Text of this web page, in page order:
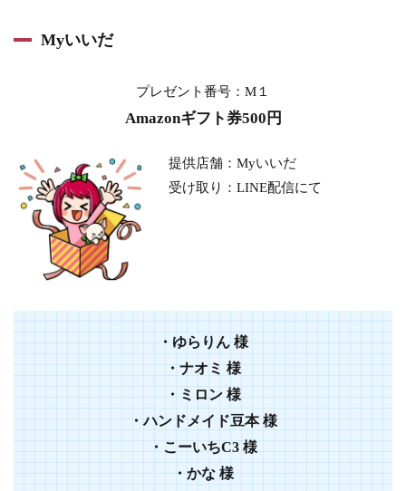
Myいいだ
プレゼント番号：M１
Amazonギフト券500円
提供店舗：Myいいだ
受け取り：LINE配信にて
・ゆらりん 様
・ナオミ 様
・ミロン 様
・ハンドメイド豆本 様
・こーいちC3 様
・かな 様